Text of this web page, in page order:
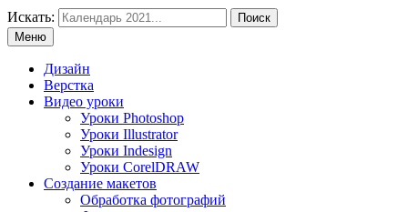
Искать:
Меню
Дизайн
Верстка
Видео уроки
Уроки Photoshop
Уроки Illustrator
Уроки Indesign
Уроки CorelDRAW
Создание макетов
Обработка фотографий